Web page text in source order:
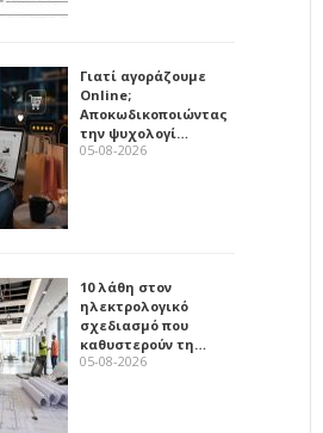
Γιατί αγοράζουμε
Online;
Αποκωδικοποιώντας
την ψυχολογί…
05-08-2026
10 λάθη στον
ηλεκτρολογικό
σχεδιασμό που
καθυστερούν τη…
05-08-2026